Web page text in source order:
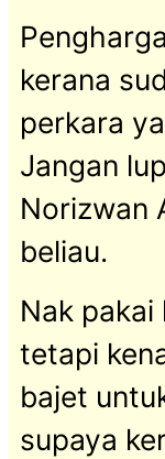
kerana
perkara
Jangan
Norizwan
beliau.
Nak
tetapi
bajet
supaya